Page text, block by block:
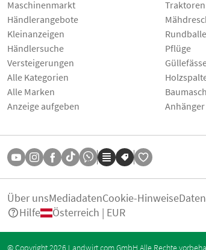
Maschinenmarkt
Händlerangebote
Kleinanzeigen
Händlersuche
Versteigerungen
Alle Kategorien
Alle Marken
Anzeige aufgeben
Traktoren
Pflüge
Anhänger
Über unsMediadatenCookie-Hinweise
Hilfe
Österreich | EUR
© Copyright 2026 Landwirt.com GmbH Alle Rechte